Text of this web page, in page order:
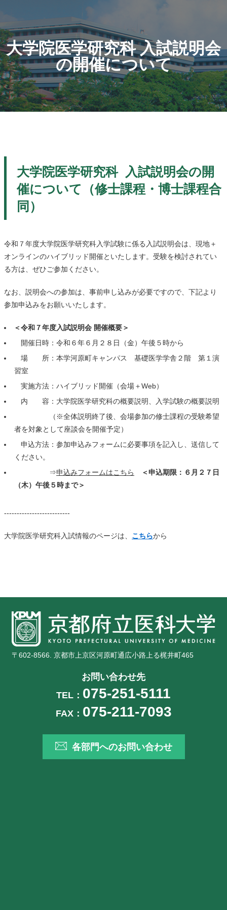
大学院医学研究科 入試説明会
の開催について
大学院医学研究科 入試説明会の開
催について（修士課程・博士課程合
同）
令和７年度大学院医学研究科入学試験に係る入試説明会は、現地＋
オンラインのハイブリッド開催といたします。 受験を検討されてい
る方は、ぜひご参加ください。
なお、説明会への参加は、事前申し込みが必要ですので、下記より
参加申込みをお願いいたします。
＜令和７年度入試説明会 開催概要＞
開催日時：令和６年６月２８日（金）午後５時から
場 所：本学河原町キャンパス 基礎医学学舎２階 第１演
習室
実施方法：ハイブリッド開催（会場＋Web）
内 容：大学院医学研究科の概要説明、入学試験の概要説明
（※全体説明終了後、会場参加の修士課程の受験希望
者を対象として座談会を開催予定）
申込方法：参加申込みフォームに必要事項を記入し、送信して
ください。
⇒申込みフォームはこちら
＜申込期限：６月２７日
（木）午後５時まで＞
--------------------------
大学院医学研究科入試情報のページは、 こちらから
〒602-8566. 京都市上京区河原町通広小路上る梶井町465
お問い合わせ先
TEL： 075-251-5111
FAX： 075-211-7093
各部門へのお問い合わせ